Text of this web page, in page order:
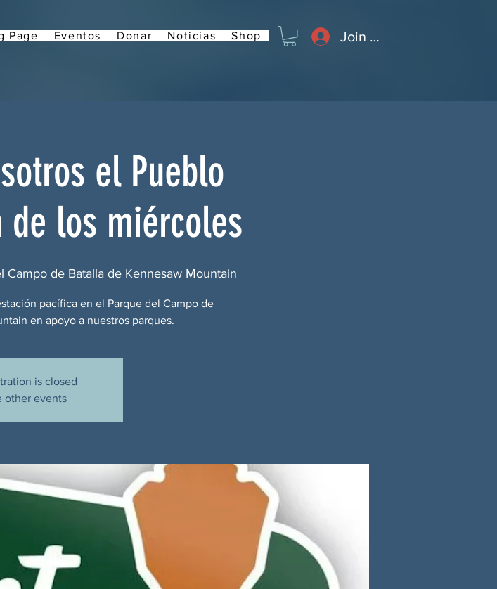
Page Eventos Donar Noticias Shop Join or Log In
el Pueblo
de los miércoles
Campo de Batalla de Kennesaw Mountain
pacífica en el Parque del Campo de
en apoyo a nuestros parques.
is closed
other events